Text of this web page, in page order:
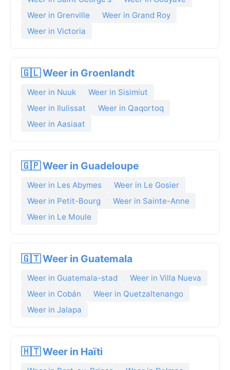
Weer in Grenville
Weer in Grand Roy
Weer in Victoria
🇬🇱 Weer in Groenlandt
Weer in Nuuk
Weer in Sisimiut
Weer in Ilulissat
Weer in Qaqortoq
Weer in Aasiaat
🇬🇵 Weer in Guadeloupe
Weer in Les Abymes
Weer in Le Gosier
Weer in Petit-Bourg
Weer in Sainte-Anne
Weer in Le Moule
🇬🇹 Weer in Guatemala
Weer in Guatemala-stad
Weer in Villa Nueva
Weer in Cobán
Weer in Quetzaltenango
Weer in Jalapa
🇭🇹 Weer in Haïti